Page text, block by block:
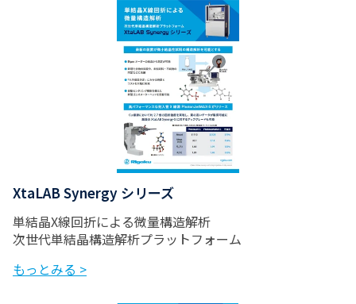
XtaLAB Synergy シリーズ
単結晶X線回折による微量構造解析
次世代単結晶構造解析プラットフォーム
もっとみる >